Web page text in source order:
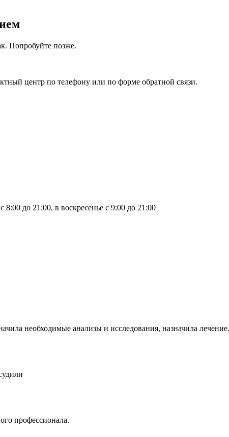
Попробуйте позже.
центр по телефону или по форме обратной связи.
до 21:00, в воскресенье с 9:00 до 21:00
необходимые анализы и исследования, назначила лечение.
профессионала.